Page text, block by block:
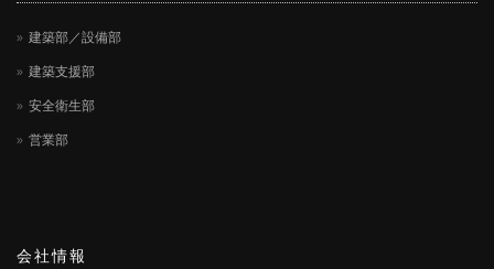
建築部／設備部
建築支援部
安全衛生部
営業部
会社情報